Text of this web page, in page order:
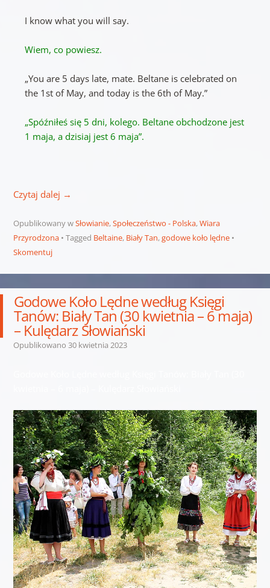
I know what you will say.
Wiem, co powiesz.
„You are 5 days late, mate. Beltane is celebrated on
the 1st of May, and today is the 6th of May.”
„Spóźniłeś się 5 dni, kolego. Beltane obchodzone jest
1 maja, a dzisiaj jest 6 maja”.
Czytaj dalej →
Opublikowany wSłowianie,Społeczeństwo - Polska,Wiara
Przyrodzona
Tagged Beltaine, Biały Tan,godowe koło lędne
Skomentuj
Godowe Koło Lędne według Księgi
Tanów: Biały Tan (30 kwietnia – 6 maja)
– Kulędarz Słowiański
Opublikowano 30 kwietnia 2023